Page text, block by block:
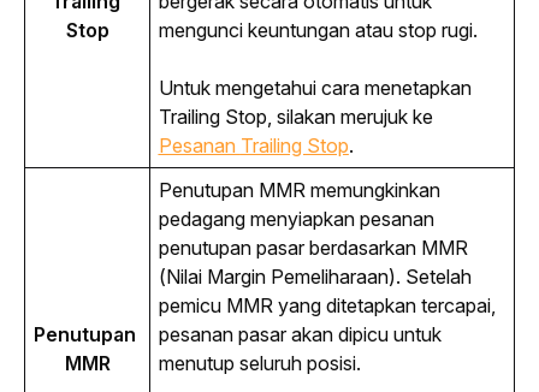
Stop
mengunci keuntungan atau stop rugi.
Untuk mengetahui cara menetapkan
Trailing Stop
Pesanan Trailing Stop.
Penutupan
MMR
Penutupan MMR memungkinkan
pedagang menyiapkan pesanan
penutupan pasar berdasarkan MMR
(Nilai Margin Pemeliharaan). Setelah
pemicu MMR yang ditetapkan tercapai,
pesanan pasar akan dipicu untuk
menutup seluruh posisi.